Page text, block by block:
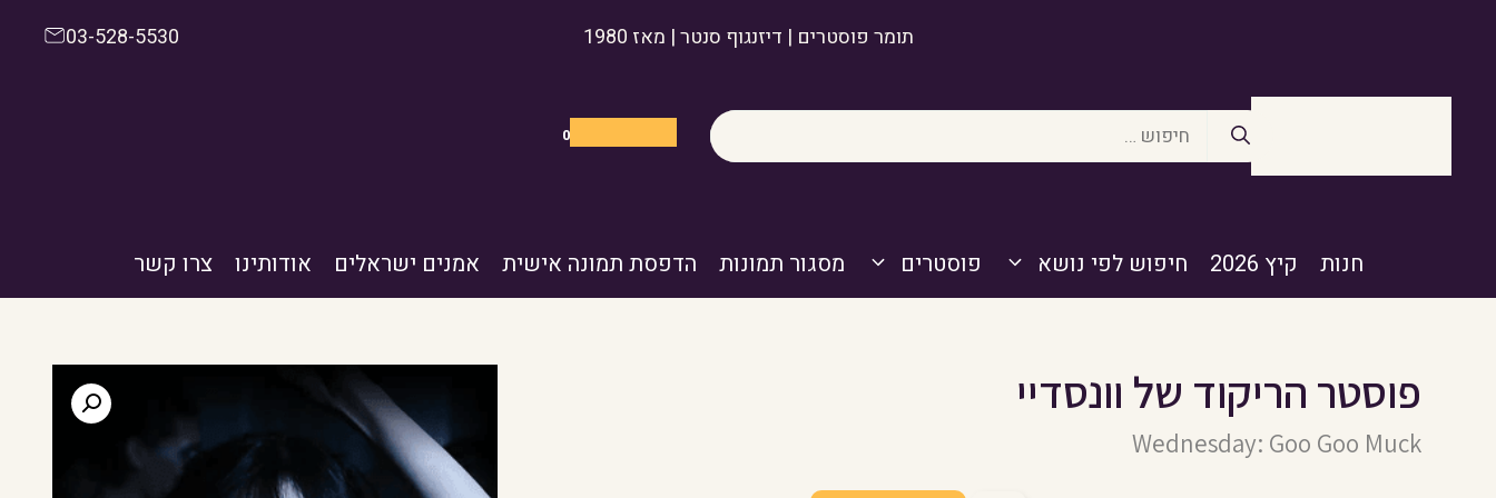
תומר פוסטרים | דיזנגוף סנטר | מאז 1980 03-528-5530
0
חנות קיץ 2026 חיפוש לפי נושא פוסטרים מסגור תמונות הדפסת תמונה אישית אמנים ישראלים אודותינו צרו קשר
פוסטר הריקוד של וונסדיי
Wednesday: Goo Goo Muck